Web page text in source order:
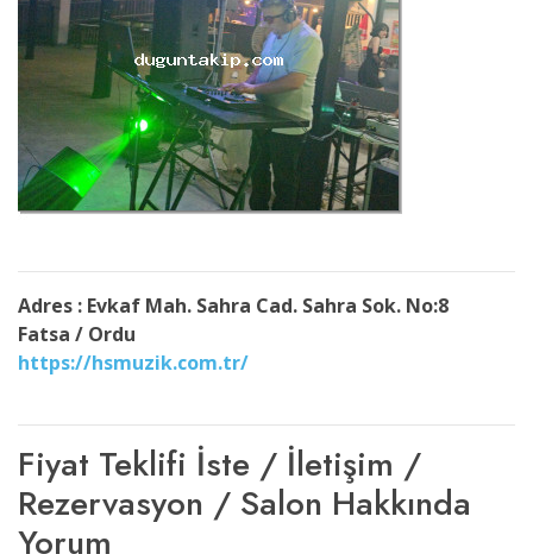
Adres : Evkaf Mah. Sahra Cad. Sahra Sok. No:8
Fatsa / Ordu
https://hsmuzik.com.tr/
Fiyat Teklifi İste / İletişim /
Rezervasyon / Salon Hakkında
Yorum